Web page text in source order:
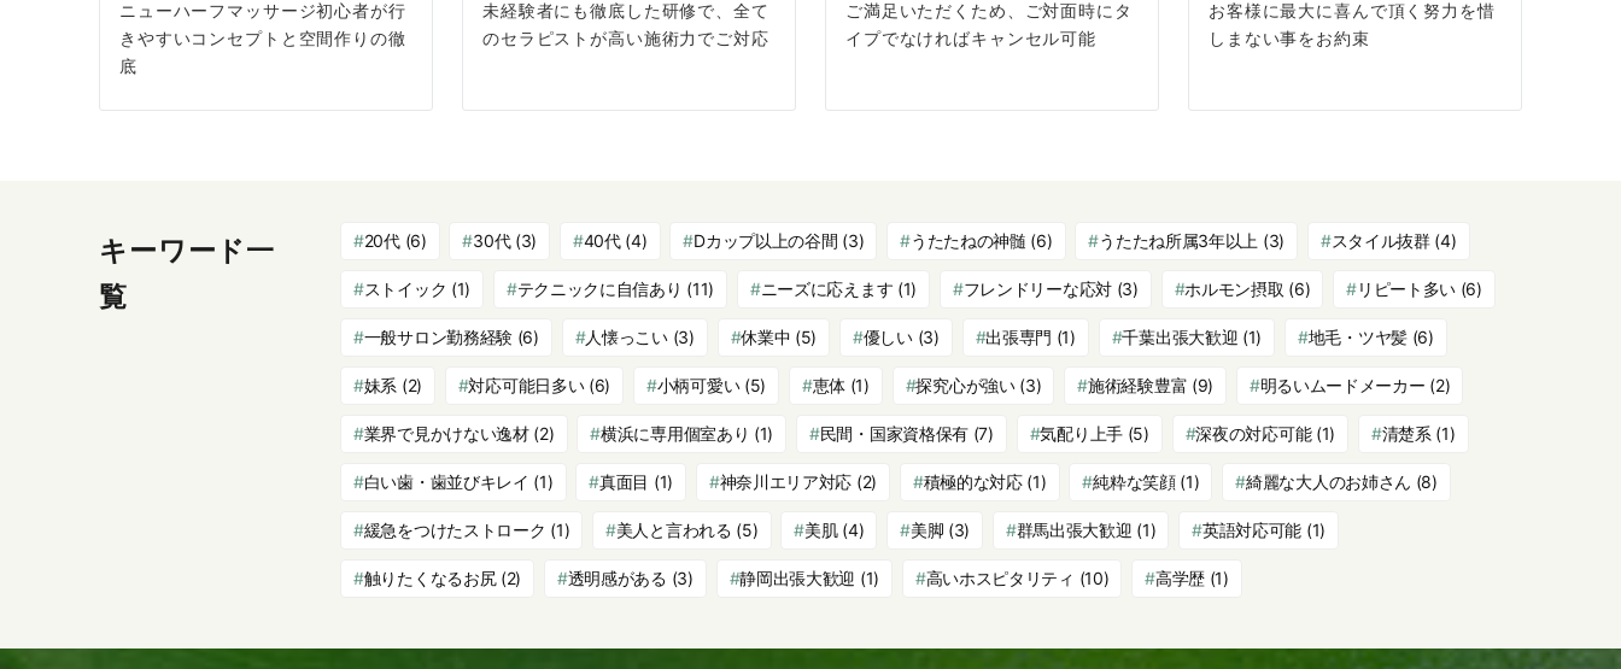
ニューハーフマッサージ初心者が行
きやすいコンセプトと空間作りの徹
底
未経験者にも徹底した研修で、全て
のセラピストが高い施術力でご対応
ご満足いただくため、ご対面時にタ
イプでなければキャンセル可能
お客様に最大に喜んで頂く努力を惜
しまない事をお約束
キーワード一
覧
20代(6) 30代(3) 40代(4) Dカップ以上の谷間 (3) うたたねの神髄 (6) うたたね所属3年以上 (3) スタイル抜群(4)
ストイック (1) テクニックに自信あり (11) ニーズに応えます (1) フレンドリーな応対(3) ホルモン摂取 (6) リピート多い (6)
一般サロン勤務経験 (6) 人懐っこい(3) 休業中 (5) 優しい(3) 出張専門 (1) 千葉出張大歓迎 (1) 地毛・ツヤ髪(6)
妹系 (2) 対応可能日多い(6) 小柄可愛い(5) 恵体 (1) 探究心が強い(3) 施術経験豊富 (9) 明るいムードメーカー (2)
業界で見かけない逸材(2) 横浜に専用個室あり (1) 民間・国家資格保有 (7) 気配り上手(5) 深夜の対応可能(1) 清楚系 (1)
白い歯・歯並びキレイ (1) 真面目 (1) 神奈川エリア対応 (2) 積極的な対応(1) 純粋な笑顔(1) 綺麗な大人のお姉さん (8)
緩急をつけたストローク (1) 美人と言われる (5) 美肌(4) 美脚 (3) 群馬出張大歓迎 (1) 英語対応可能 (1)
触りたくなるお尻(2) 透明感がある (3) 静岡出張大歓迎 (1) 高いホスピタリティ (10) 高学歴 (1)